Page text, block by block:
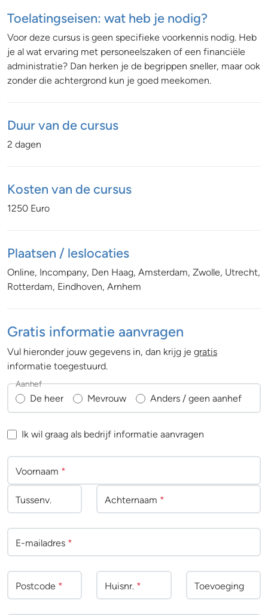
Toelatingseisen: wat heb je nodig?
Voor deze cursus is geen specifieke voorkennis nodig. Heb
je al wat ervaring met personeelszaken of een financiële
administratie? Dan herken je de begrippen sneller, maar ook
zonder die achtergrond kun je goed meekomen.
Duur van de cursus
2 dagen
Kosten van de cursus
1250 Euro
Plaatsen / leslocaties
Online, Incompany, Den Haag, Amsterdam, Zwolle, Utrecht,
Rotterdam, Eindhoven, Arnhem
Gratis informatie aanvragen
Vul hieronder jouw gegevens in, dan krijg je gratis
informatie toegestuurd.
De heer Mevrouw Anders / geen aanhef
Aanhef
Ik wil graag als bedrijf informatie aanvragen
Voornaam *
Tussenv. Achternaam *
E-mailadres *
Postcode * Huisnr. * Toevoeging